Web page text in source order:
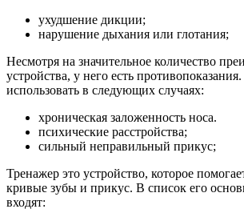
ухудшение дикции;
нарушение дыхания или глотания;
Несмотря на значительное количество
устройства, у него есть
использовать в следующих случаях:
хроническая заложенность носа.
психические расстройства;
сильный неправильный прикус;
Тренажер это устройство, которое
кривые зубы и прикус. В список его
входят: